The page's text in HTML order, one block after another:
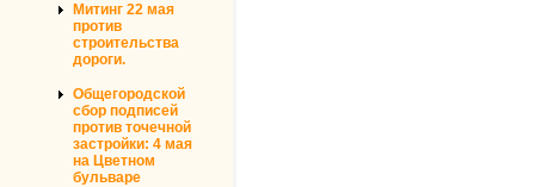
Митинг 22 мая
против
строительства
дороги.
Общегородской
сбор подписей
против точечной
застройки: 4 мая
на Цветном
бульваре